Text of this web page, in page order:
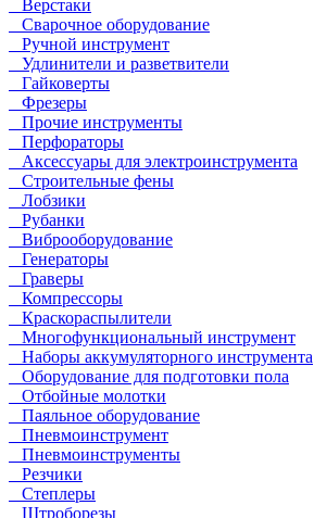
Верстаки
Сварочное оборудование
Ручной инструмент
Удлинители и разветвители
Гайковерты
Фрезеры
Прочие инструменты
Перфораторы
Аксессуары для электроинструмента
Строительные фены
Лобзики
Рубанки
Виброоборудование
Генераторы
Граверы
Компрессоры
Краскораспылители
Многофункциональный инструмент
Наборы аккумуляторного инструмента
Оборудование для подготовки пола
Отбойные молотки
Паяльное оборудование
Пневмоинструмент
Пневмоинструменты
Резчики
Степлеры
Штроборезы